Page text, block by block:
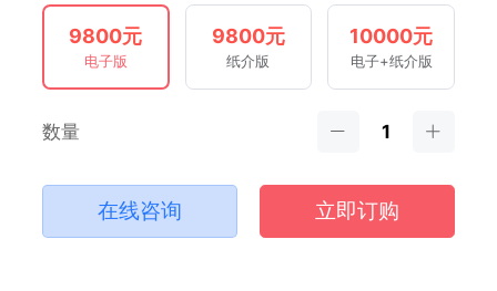
9800元
电子版
9800元
纸介版
10000元
电子+纸介版
数量
在线咨询 立即订购